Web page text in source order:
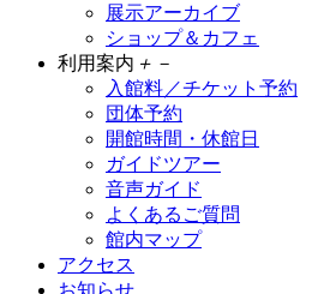
展示アーカイブ
ショップ＆カフェ
利用案内 ＋ －
入館料／チケット予約
団体予約
開館時間・休館日
ガイドツアー
音声ガイド
よくあるご質問
館内マップ
アクセス